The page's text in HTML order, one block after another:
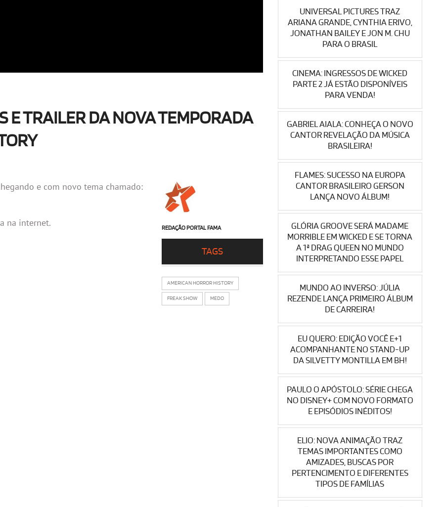
E TRAILER DA NOVA TEMPORADA
REDAÇÃO PORTAL FAMA
TAGS
AMERICAN HORROR HISTORY
FREAK SHOW MEDO
e com novo tema chamado:
na internet.
UNIVERSAL PICTURES TRAZ
ARIANA GRANDE, CYNTHIA ERIVO,
JONATHAN BAILEY E JON M. CHU
PARA O BRASIL
CINEMA: INGRESSOS DE WICKED
PARTE 2 JÁ ESTÃO DISPONÍVEIS
PARA VENDA!
GABRIEL AIALA: CONHEÇA O NOVO
CANTOR REVELAÇÃO DA MÚSICA
BRASILEIRA!
FLAMES: SUCESSO NA EUROPA
CANTOR BRASILEIRO GERSON
LANÇA NOVO ÁLBUM!
GLÓRIA GROOVE SERÁ MADAME
MORRIBLE EM WICKED E SE TORNA
A 1ª DRAG QUEEN NO MUNDO
INTERPRETANDO ESSE PAPEL
MUNDO AO INVERSO: JÚLIA
REZENDE LANÇA PRIMEIRO ÁLBUM
DE CARREIRA!
EU QUERO: EDIÇÃO VOCÊ E+1
ACOMPANHANTE NO STAND-UP
DA SILVETTY MONTILLA EM BH!
PAULO O APÓSTOLO: SÉRIE CHEGA
NO DISNEY+ COM NOVO FORMATO
E EPISÓDIOS INÉDITOS!
ELIO: NOVA ANIMAÇÃO TRAZ
TEMAS IMPORTANTES COMO
AMIZADES, BUSCAS POR
PERTENCIMENTO E DIFERENTES
TIPOS DE FAMÍLIAS